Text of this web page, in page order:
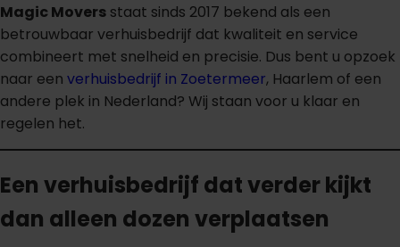
Magic Movers staat sinds 2017 bekend als een
betrouwbaar verhuisbedrijf dat kwaliteit en service
combineert met snelheid en precisie. Dus bent u opzoek
naar een verhuisbedrijf in Zoetermeer, Haarlem of een
andere plek in Nederland? Wij staan voor u klaar en
regelen het.
Een verhuisbedrijf dat verder kijkt
dan alleen dozen verplaatsen